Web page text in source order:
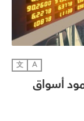
A
文
أسواق